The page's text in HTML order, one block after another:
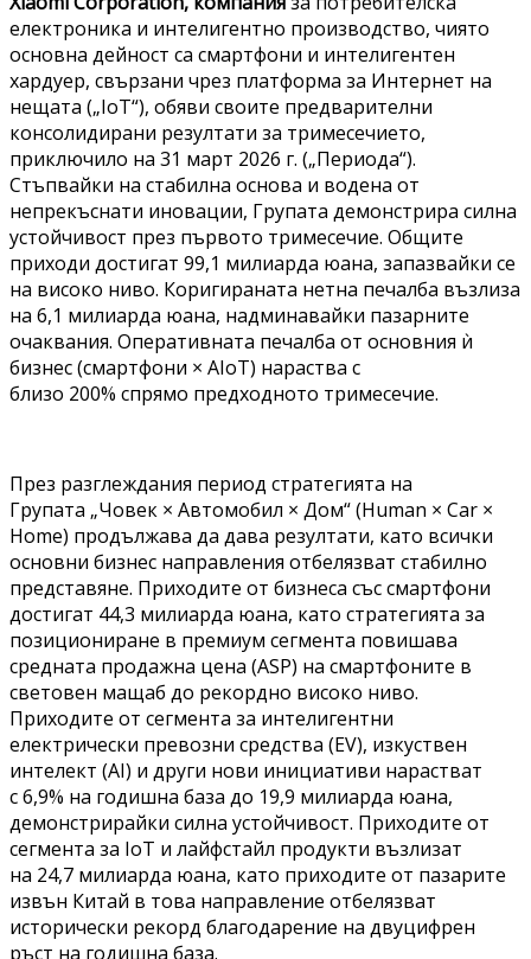
електроника и интелигентно производство, чиято
основна дейност са смартфони и интелигентен
хардуер, свързани чрез платформа за Интернет на
нещата („IoT“), обяви своите предварителни
консолидирани резултати за тримесечието,
приключило на 31 март 2026 г. („Периода“).
Стъпвайки на стабилна основа и водена от
непрекъснати иновации, Групата демонстрира силна
устойчивост през първото тримесечие. Общите
приходи достигат 99,1 милиарда юана, запазвайки се
на високо ниво. Коригираната нетна печалба възлиза
на 6,1 милиарда юана, надминавайки пазарните
очаквания. Оперативната печалба от основния ѝ
бизнес (смартфони × AIoT) нараства с
близо 200% спрямо предходното тримесечие.
През разглеждания период стратегията на
Групата „Човек × Автомобил × Дом“ (Human × Car ×
Home) продължава да дава резултати, като всички
основни бизнес направления отбелязват стабилно
представяне. Приходите от бизнеса със смартфони
достигат 44,3 милиарда юана, като стратегията за
позициониране в премиум сегмента повишава
средната продажна цена (ASP) на смартфоните в
световен мащаб до рекордно високо ниво.
Приходите от сегмента за интелигентни
електрически превозни средства (EV), изкуствен
интелект (AI) и други нови инициативи нарастват
с 6,9% на годишна база до 19,9 милиарда юана,
демонстрирайки силна устойчивост. Приходите от
сегмента за IoT и лайфстайл продукти възлизат
на 24,7 милиарда юана, като приходите от пазарите
извън Китай в това направление отбелязват
исторически рекорд благодарение на двуцифрен
ръст на годишна база.